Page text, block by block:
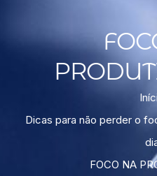
Dicas para não perder o
FOCO NA